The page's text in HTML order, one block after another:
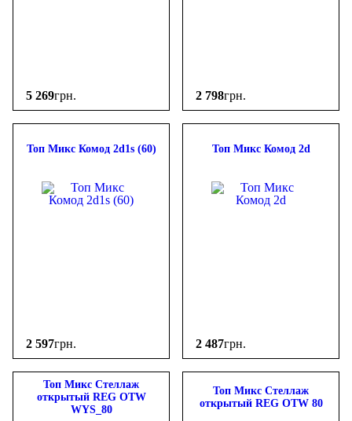
5 269грн. 2 798грн.
Топ Микс Комод 2d1s (60)
2 597грн.
Топ Микс Комод 2d
2 487грн.
Топ Микс Стеллаж
открытый REG OTW
WYS_80
Топ Микс Стеллаж
открытый REG OTW 80